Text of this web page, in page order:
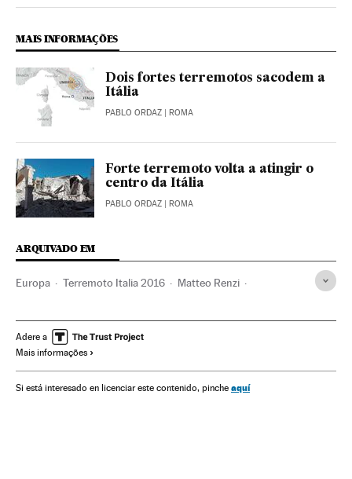
MAIS INFORMAÇÕES
Dois fortes terremotos sacodem a
Itália
PABLO ORDAZ | ROMA
Forte terremoto volta a atingir o
centro da Itália
PABLO ORDAZ | ROMA
ARQUIVADO EM
Europa Terremoto Italia 2016 Matteo Renzi
Desastres Europa Ocidental
Adere a
Mais informações
Si está interesado en licenciar este contenido, pinche aquí